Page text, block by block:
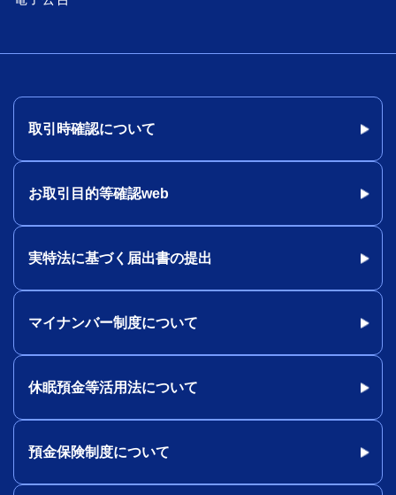
取引時確認について
お取引目的等確認web
実特法に基づく届出書の提出
マイナンバー制度について
休眠預金等活用法について
預金保険制度について